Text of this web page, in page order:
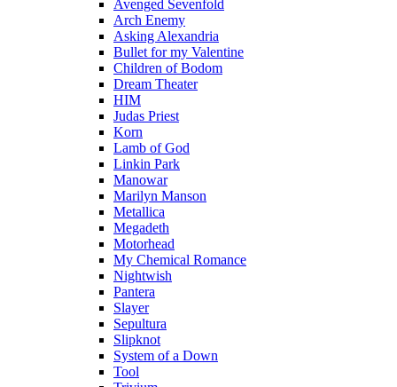
Avenged Sevenfold
Arch Enemy
Asking Alexandria
Bullet for my Valentine
Children of Bodom
Dream Theater
HIM
Judas Priest
Korn
Lamb of God
Linkin Park
Manowar
Marilyn Manson
Metallica
Megadeth
Motorhead
My Chemical Romance
Nightwish
Pantera
Slayer
Sepultura
Slipknot
System of a Down
Tool